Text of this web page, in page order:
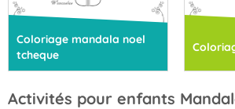
Coloriage mandala noel
tcheque
Activités pour enfants